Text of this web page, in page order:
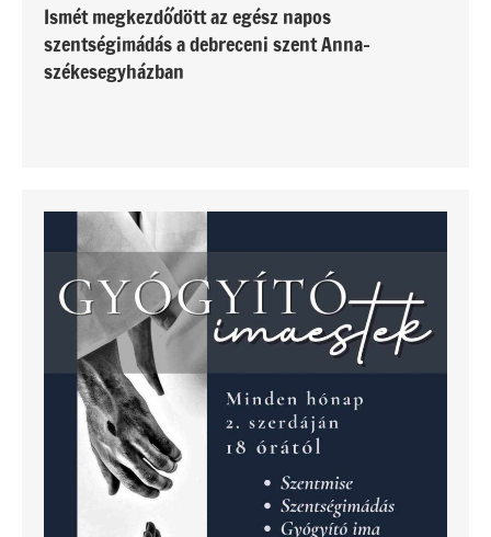
Ismét megkezdődött az egész napos
szentségimádás a debreceni szent Anna-
székesegyházban